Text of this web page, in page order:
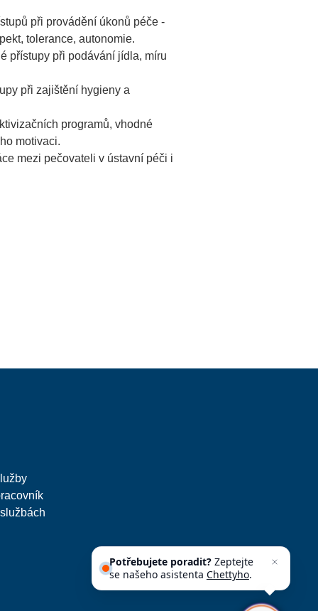
při provádění úkonů péče -
tolerance, autonomie.
přístupy při podávání jídla, míru
při zajištění hygieny a
programů, vhodné
motivaci.
mezi pečovateli v ústavní péči i
Potřebujete poradit?Zeptejte
se našeho asistenta Chettyho.